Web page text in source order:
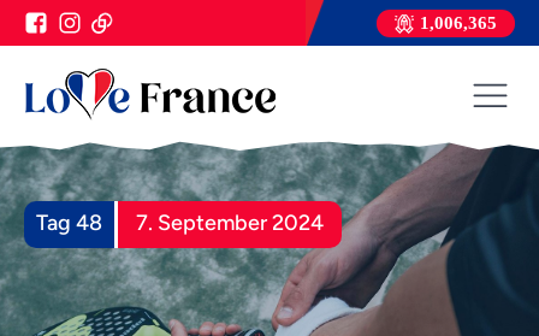
1,006,365
Tag 48 7. September 2024